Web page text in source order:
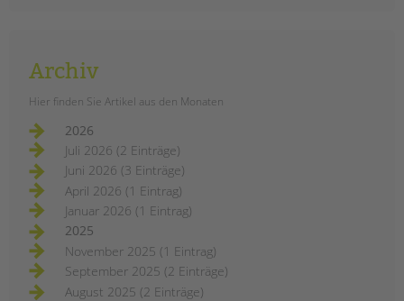
KONTAKT
Datenschutz
Hinweisgebersystem
Intranet
Archiv
Hier finden Sie Artikel aus den Monaten
2026
Juli 2026 (2 Einträge)
Juni 2026 (3 Einträge)
April 2026 (1 Eintrag)
Januar 2026 (1 Eintrag)
2025
November 2025 (1 Eintrag)
September 2025 (2 Einträge)
August 2025 (2 Einträge)